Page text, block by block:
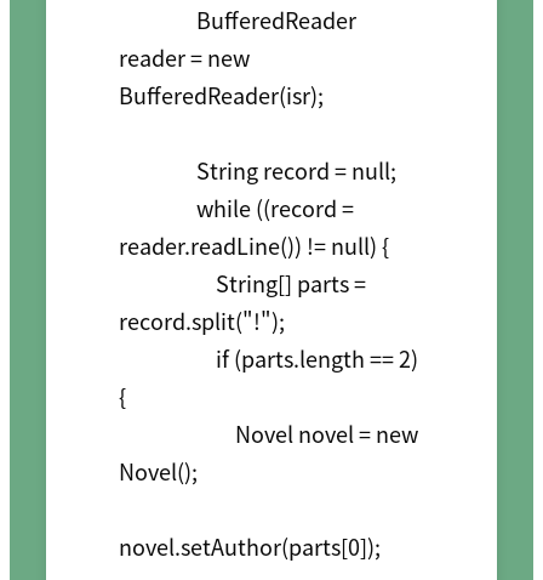
                BufferedReader
reader = new
BufferedReader(isr);
                String record = null;
                while ((record =
reader.readLine()) != null) {
                    String[] parts =
record.split("!");
                    if (parts.length == 2)
{
                        Novel novel = new
Novel();
novel.setAuthor(parts[0]);